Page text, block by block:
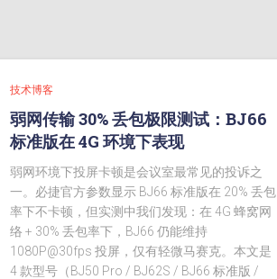
技术博客
弱网传输 30% 丢包极限测试：BJ66
标准版在 4G 环境下表现
弱网环境下投屏卡顿是会议室最常见的投诉之
一。必捷官方参数显示 BJ66 标准版在 20% 丢包
率下不卡顿，但实测中我们发现：在 4G 蜂窝网
络 + 30% 丢包率下，BJ66 仍能维持
1080P@30fps 投屏，仅有轻微马赛克。本文是
4 款型号（BJ50 Pro / BJ62S / BJ66 标准版 /